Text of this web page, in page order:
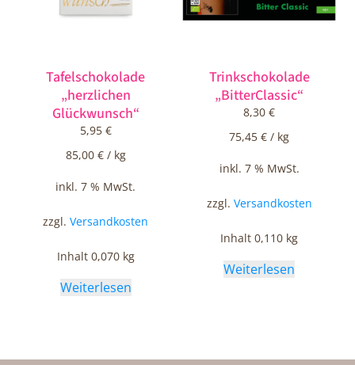
Tafelschokolade
„herzlichen
Glückwunsch“
5,95 €
85,00 €/ kg
inkl. 7 % MwSt.
zzgl.Versandkosten
Inhalt 0,070 kg
Weiterlesen
Trinkschokolade
„BitterClassic“
8,30€
75,45€ / kg
inkl. 7 % MwSt.
zzgl. Versandkosten
Inhalt 0,110 kg
Weiterlesen